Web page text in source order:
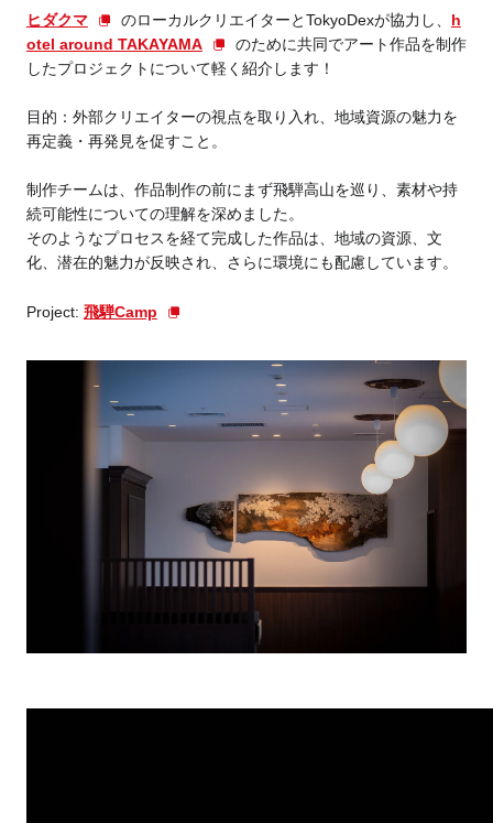
ヒダクマ のローカルクリエイターとTokyoDexが協力し、 h
otel around TAKAYAMA
のために共同でアート作品を制作
したプロジェクトについて軽く紹介します！
目的：外部クリエイターの視点を取り入れ、地域資源の魅力を
再定義・再発見を促すこと。
制作チームは、作品制作の前にまず飛騨高山を巡り、素材や持
続可能性についての理解を深めました。
そのようなプロセスを経て完成した作品は、地域の資源、文
化、潜在的魅力が反映され、さらに環境にも配慮しています。
Project: 飛騨Camp